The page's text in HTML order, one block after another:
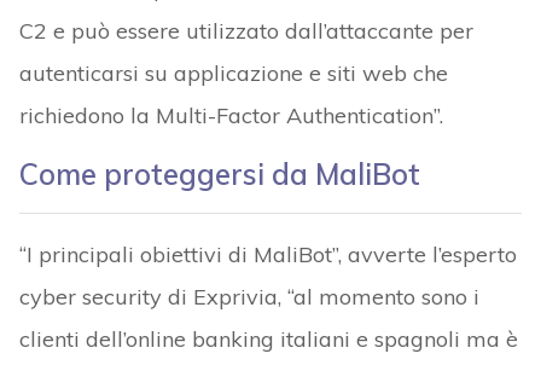
C2 e può essere utilizzato dall’attaccante per
autenticarsi su applicazione e siti web che
richiedono la Multi-Factor Authentication”.
Come proteggersi da MaliBot
“I principali obiettivi di MaliBot”, avverte l’esperto
cyber security di Exprivia, “al momento sono i
clienti dell’online banking italiani e spagnoli ma è